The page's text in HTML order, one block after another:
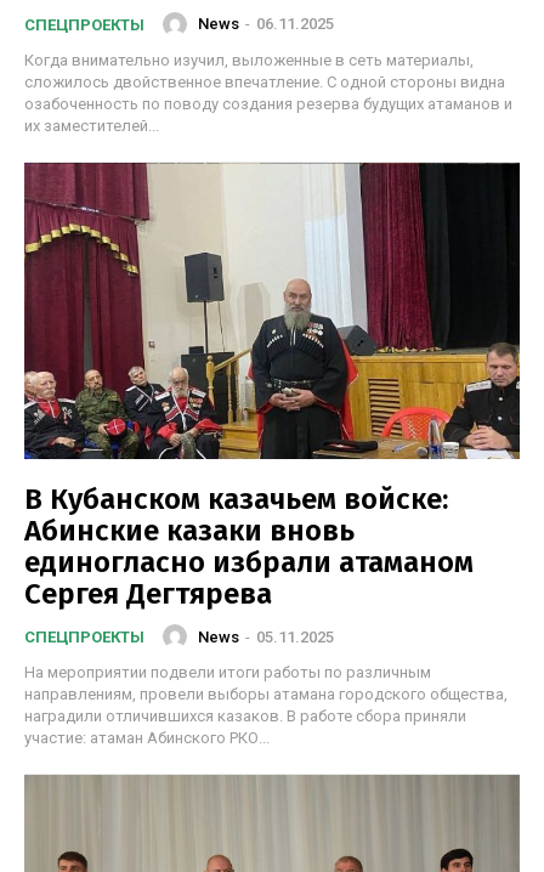
СПЕЦПРОЕКТЫ News - 06.11.2025
Когда внимательно изучил, выложенные в сеть материалы,
сложилось двойственное впечатление. С одной стороны видна
озабоченность по поводу создания резерва будущих атаманов и
их заместителей...
В Кубанском казачьем войске:
Абинские казаки вновь
единогласно избрали атаманом
Сергея Дегтярева
СПЕЦПРОЕКТЫ News - 05.11.2025
На мероприятии подвели итоги работы по различным
направлениям, провели выборы атамана городского общества,
наградили отличившихся казаков. В работе сбора приняли
участие: атаман Абинского РКО...